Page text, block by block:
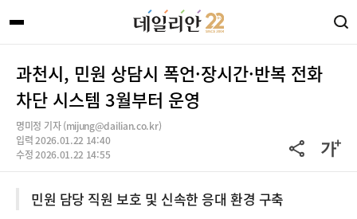
과천시, 민원 상담시 폭언·장시간·반복 전화
차단 시스템 3월부터 운영
명미정 기자 (mijung@dailian.co.kr)
입력 2026.01.22 14:40
수정 2026.01.22 14:55
민원 담당 직원 보호 및 신속한 응대 환경 구축